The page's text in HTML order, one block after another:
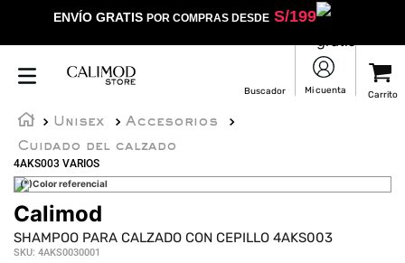
ENVÍO GRATIS POR COMPRAS DESDES/199
Unisex
Accesorios
Cuidado del calzado
4AKS003 VARIOS
(*)Color referencial
Calimod
SHAMPOO PARA CALZADO CON CEPILLO 4AKS003
SKU: 4AKS0030001